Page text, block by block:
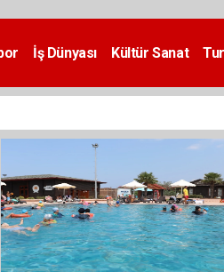
İş Dünyası Kültür Sanat